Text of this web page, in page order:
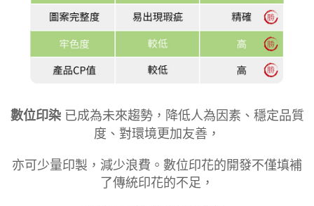
數位印染已成為未來趨勢，降低人為因素、穩定品質
度、對環境更加友善，
亦可少量印製，減少浪費。數位印花的開發不僅填補
了傳統印花的不足，